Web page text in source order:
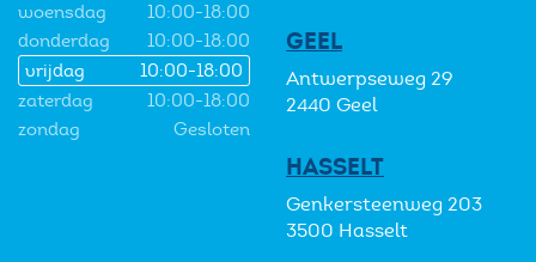
woensdag
10:00-18:00
donderdag
10:00-18:00
vrijdag
10:00-18:00
zaterdag
10:00-18:00
zondag
Gesloten
GEEL
Antwerpseweg 29
2440 Geel
HASSELT
Genkersteenweg 203
3500 Hasselt